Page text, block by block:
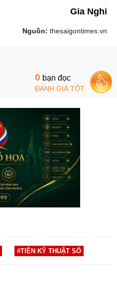
Gia Nghi
Nguồn: thesaigontimes.vn
0 bạn đọc
ĐÁNH GIÁ TỐT
#TIỀN KỸ THUẬT SỐ